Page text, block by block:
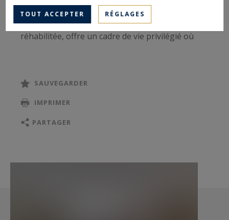
arboré et soigneusement aménagé, cette
ancienne bâtisse en pierre, entièrement
réhabilitée, offre un cadre de vie privilégié où
La maison principale dévoile une vaste pièce de
spacieuse cuisine aménagée et équipée. Une
somptueuse suite parentale en rez-de-chaussée
SAUVEGARDER
IMPRIMER
PARTAGER
TOUT ACCEPTER RÉGLAGES